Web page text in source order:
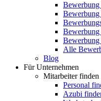
Bewerbung
Bewerbung
Alle
Blog
Für Unternehmen
Mitarbeiter finden
Personal
Azubi